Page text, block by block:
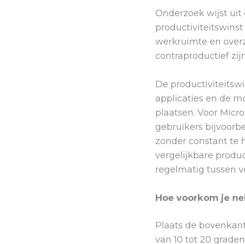
Onderzoek wijst uit
productiviteitswinst
werkruimte en
contraproductief
De
applicaties en de
plaatsen. Voor
gebruikers
zonder constant te
vergelijkbare
regelmatig tussen
Hoe voorkom je
Plaats de
van 10 tot 20